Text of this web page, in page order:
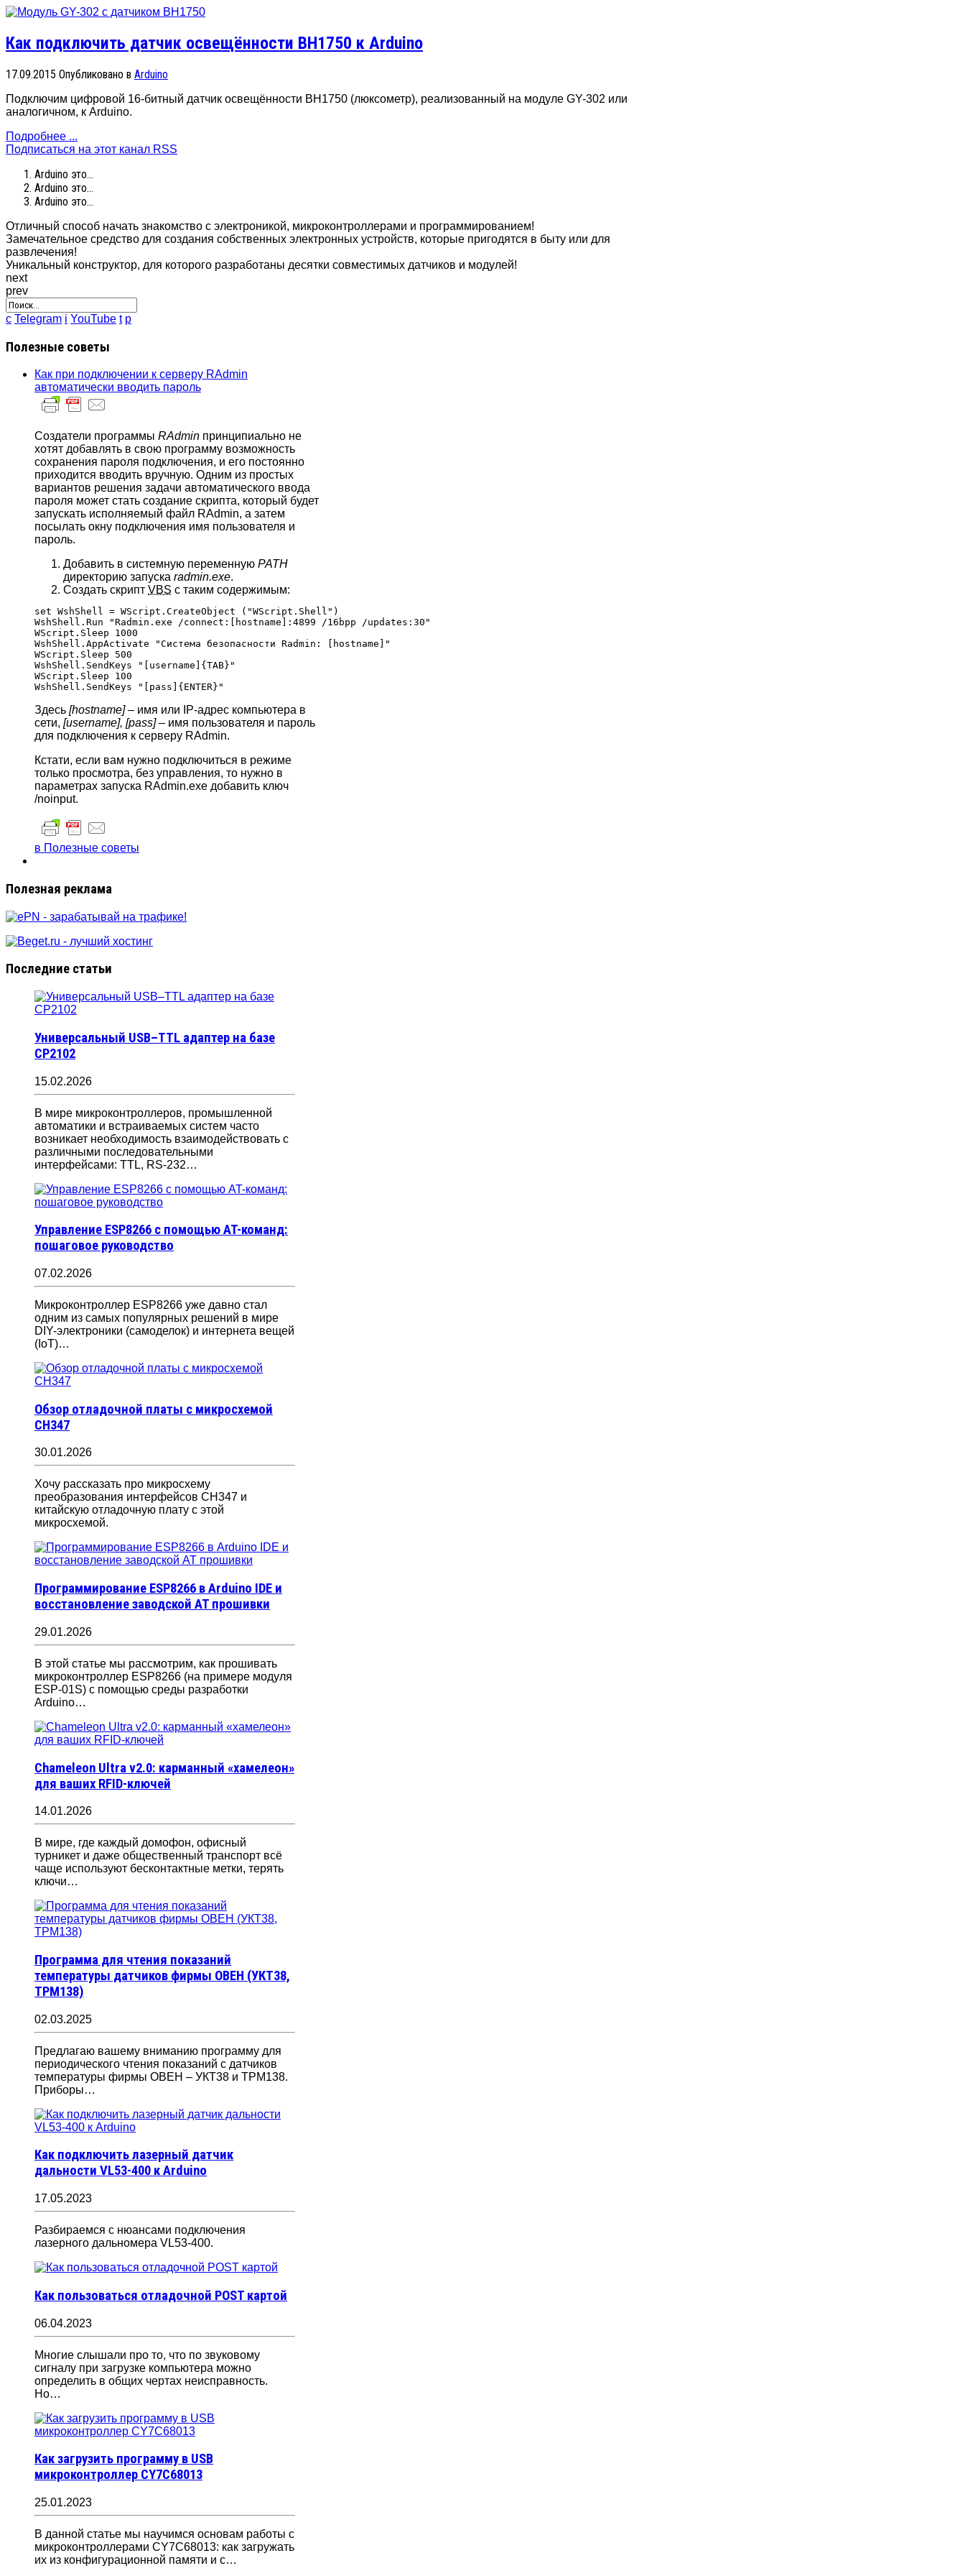
Как подключить датчик освещённости BH1750 к Arduino
17.09.2015 Опубликовано в Arduino
Подключим цифровой 16-битный датчик освещённости BH1750 (люксометр), реализованный на модуле GY-302 или
аналогичном, к Arduino.
Подробнее ...
Подписаться на этот канал RSS
Arduino это...
Arduino это...
Arduino это...
Отличный способ начать знакомство с электроникой, микроконтроллерами и программированием!
Замечательное средство для создания собственных электронных устройств, которые пригодятся в быту или для
развлечения!
Уникальный конструктор, для которого разработаны десятки совместимых датчиков и модулей!
next
prev
c Telegram i YouTube t p
Полезные советы
Как при подключении к серверу RAdmin
автоматически вводить пароль
Создатели программы RAdmin принципиально не
хотят добавлять в свою программу возможность
сохранения пароля подключения, и его постоянно
приходится вводить вручную. Одним из простых
вариантов решения задачи автоматического ввода
пароля может стать создание скрипта, который будет
запускать исполняемый файл RAdmin, а затем
посылать окну подключения имя пользователя и
пароль.
Добавить в системную переменную PATH
директорию запуска radmin.exe.
Создать скрипт VBS с таким содержимым:
set WshShell = WScript.CreateObject ("WScript.Shell")
WshShell.Run "Radmin.exe /connect:[hostname]:4899 /16bpp /updates:30"
WScript.Sleep 1000
WshShell.AppActivate "Система безопасности Radmin: [hostname]"
WScript.Sleep 500
WshShell.SendKeys "[username]{TAB}"
WScript.Sleep 100
Здесь [hostname]– имя или IP-адрес компьютера в
сети, [username], [pass]– имя пользователя и пароль
для подключения к серверу RAdmin.
Кстати, если вам нужно подключиться в режиме
только просмотра, без управления, то нужно в
параметрах запуска RAdmin.exe добавить ключ
/noinput.
в Полезные советы
Полезная реклама
Последние статьи
Универсальный USB–TTL адаптер на базе
CP2102
15.02.2026
В мире микроконтроллеров, промышленной
автоматики и встраиваемых систем часто
возникает необходимость взаимодействовать с
различными последовательными
интерфейсами: TTL, RS-232…
Управление ESP8266 с помощью AT-команд:
пошаговое руководство
07.02.2026
Микроконтроллер ESP8266 уже давно стал
одним из самых популярных решений в мире
DIY-электроники (самоделок) и интернета вещей
(IoT)…
Обзор отладочной платы с микросхемой
CH347
30.01.2026
Хочу рассказать про микросхему
преобразования интерфейсов CH347 и
китайскую отладочную плату с этой
микросхемой.
Программирование ESP8266 в Arduino IDE и
восстановление заводской AT прошивки
29.01.2026
В этой статье мы рассмотрим, как прошивать
микроконтроллер ESP8266 (на примере модуля
ESP-01S) с помощью среды разработки
Arduino…
Chameleon Ultra v2.0: карманный «хамелеон»
для ваших RFID-ключей
14.01.2026
В мире, где каждый домофон, офисный
турникет и даже общественный транспорт всё
чаще используют бесконтактные метки, терять
ключи…
Программа для чтения показаний
температуры датчиков фирмы ОВЕН (УКТ38,
ТРМ138)
02.03.2025
Предлагаю вашему вниманию программу для
периодического чтения показаний с датчиков
температуры фирмы ОВЕН – УКТ38 и ТРМ138.
Приборы…
Как подключить лазерный датчик
дальности VL53-400 к Arduino
17.05.2023
Разбираемся с нюансами подключения
лазерного дальномера VL53-400.
Как пользоваться отладочной POST картой
06.04.2023
Многие слышали про то, что по звуковому
сигналу при загрузке компьютера можно
определить в общих чертах неисправность.
Но…
Как загрузить программу в USB
микроконтроллер CY7C68013
25.01.2023
В данной статье мы научимся основам работы с
микроконтроллерами CY7C68013: как загружать
их из конфигурационной памяти и с…